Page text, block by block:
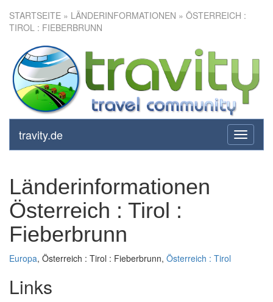
STARTSEITE » LÄNDERINFORMATIONEN » ÖSTERREICH :
TIROL : FIEBERBRUNN
toggle
travity.de
Länderinformationen
Österreich : Tirol :
Fieberbrunn
Europa, Österreich : Tirol : Fieberbrunn, Österreich : Tirol
Links